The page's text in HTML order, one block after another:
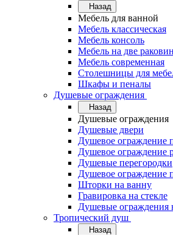
Назад
Мебель для ванной
Мебель классическая
Мебель консоль
Мебель на две
Мебель современная
Столешницы для
Шкафы и пеналы
Душевые ограждения
Назад
Душевые ограждения
Душевые двери
Душевое ограждение
Душевое ограждение
Душевые перегородки
Душевое ограждение
Шторки на ванну
Гравировка на стекле
Душевые ограждения
Тропический душ
Назад